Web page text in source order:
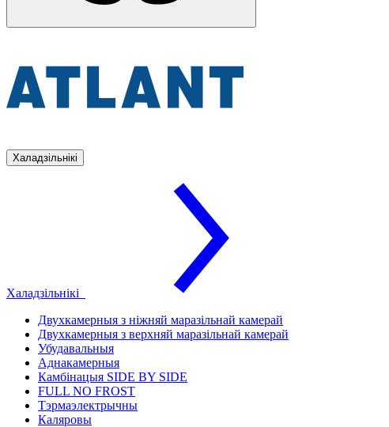
Халадзільнікі
Халадзільнікі
Двухкамерныя з ніжняй маразільнай камерай
Двухкамерныя з верхняй маразільнай камерай
Убудавальныя
Аднакамерныя
Камбінацыя SIDE BY SIDE
FULL NO FROST
Тэрмаэлектрычны
Каляровы